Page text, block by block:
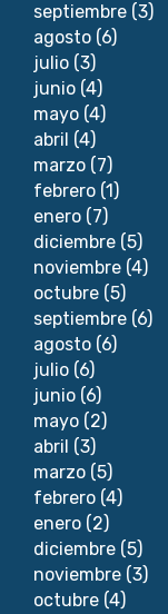
septiembre (3)
agosto (6)
julio (3)
junio (4)
mayo (4)
abril (4)
marzo (7)
febrero (1)
enero (7)
diciembre (5)
noviembre (4)
octubre (5)
septiembre (6)
agosto (6)
julio (6)
junio (6)
mayo (2)
abril (3)
marzo (5)
febrero (4)
enero (2)
diciembre (5)
noviembre (3)
octubre (4)